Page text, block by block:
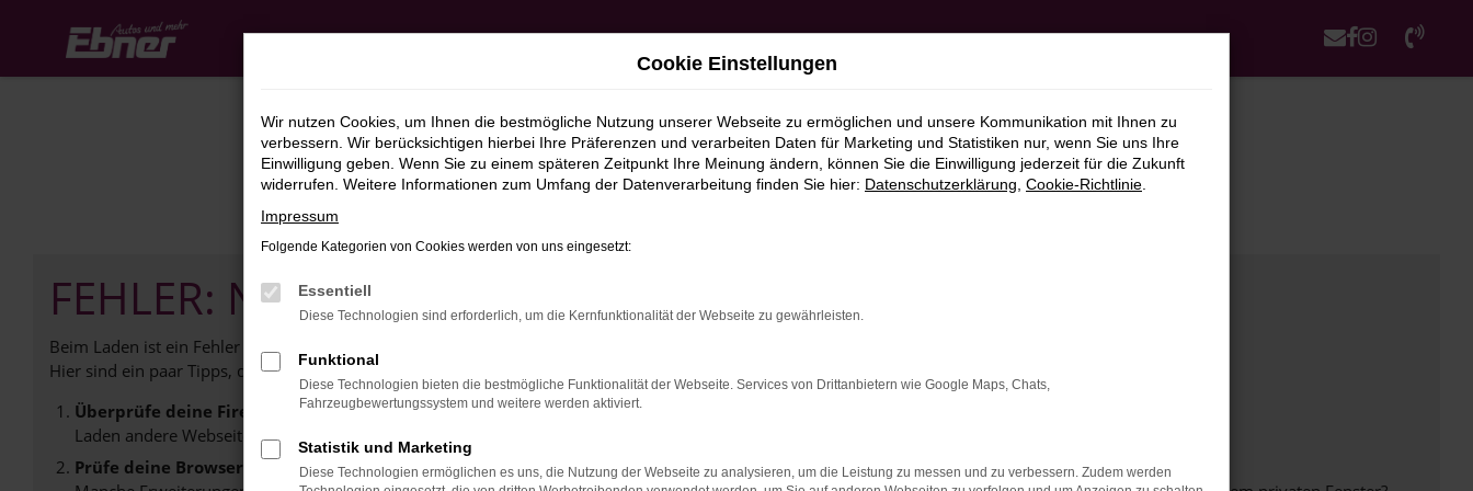
Hauptinhalt
springen
FEHLER: NETWORK ERROR
Beim Laden ist ein Fehler aufgetreten.
Hier sind ein paar Tipps, die dir helfen können:
Überprüfe deine Firewall und deine Internetverbindung.
Laden andere Webseiten, zum Beispiel deine Suchmaschine?
Prüfe deine Browsererweiterungen.
Cookie Einstellungen
Wir nutzen Cookies, um Ihnen die bestmögliche Nutzung unserer Webseite zu ermöglichen und unsere Kommunikation mit Ihnen zu
verbessern. Wir berücksichtigen hierbei Ihre Präferenzen und verarbeiten Daten für Marketing und Statistiken nur, wenn Sie uns Ihre
Einwilligung geben. Wenn Sie zu einem späteren Zeitpunkt Ihre Meinung ändern, können Sie die Einwilligung jederzeit für die Zukunft
widerrufen. Weitere Informationen zum Umfang der Datenverarbeitung finden Sie hier: Datenschutzerklärung Cookie-Richtlinie
Impressum
Folgende Kategorien von Cookies werden von uns eingesetzt:
Essentiell
Diese Technologien sind erforderlich, um die Kernfunktionalität der Webseite zu gewährleisten.
Funktional
Diese Technologien bieten die bestmögliche Funktionalität der Webseite. Services von Drittanbietern wie Google Maps, Chats,
Fahrzeugbewertungssystem und weitere werden aktiviert.
Statistik und Marketing
Diese Technologien ermöglichen es uns, die Nutzung der Webseite zu analysieren, um die Leistung zu messen und zu verbessern. Zudem werden